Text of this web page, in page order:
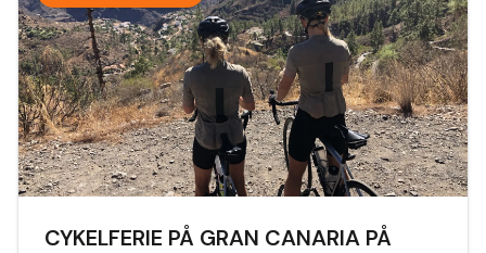
CYKELFERIE PÅ GRAN CANARIA PÅ